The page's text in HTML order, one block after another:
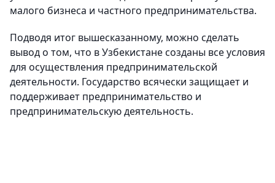
малого бизнеса и частного предпринимательства.
Подводя итог вышесказанному, можно сделать
вывод о том, что в Узбекистане созданы все условия
для осуществления предпринимательской
деятельности. Государство всячески защищает и
поддерживает предпринимательство и
предпринимательскую деятельность.